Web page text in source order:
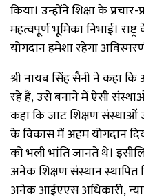
किया। उन्होंने शिक्षा के प्रचार-
महत्वपूर्ण भूमिका निभाई।
योगदान हमेशा रहेगा
श्री नायब सिंह सैनी ने कहा
रहे हैं, उसे बनाने में ऐसी
कहा कि जाट शिक्षण
के विकास में अहम योगदान
को भली भांति जानते थे।
अनेक शिक्षण संस्थान
अनेक आईएएस अधिकारी,